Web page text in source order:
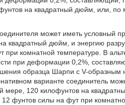
на квадратный дюйм, или,
может иметь условный
квадратный дюйм, и энергию
комнатной температуре. В
при деформации 0,2%,
образца Шарпи с V-
варианте соединитель
120 килофунтов на
фунтов силы на фут при